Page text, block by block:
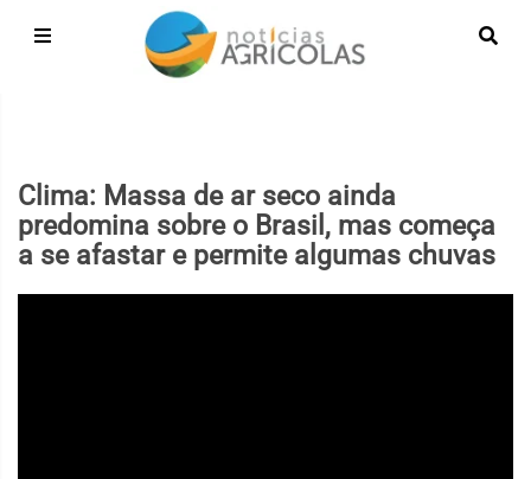
Clima: Massa de ar seco ainda
predomina sobre o Brasil, mas começa
a se afastar e permite algumas chuvas